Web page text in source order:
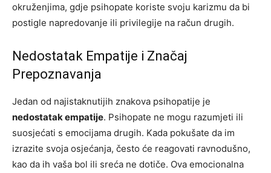
okruženjima, gdje psihopate koriste svoju karizmu da bi
postigle napredovanje ili privilegije na račun drugih.
Nedostatak Empatije i Značaj
Prepoznavanja
Jedan od najistaknutijih znakova psihopatije je
nedostatak empatije. Psihopate ne mogu razumjeti ili
suosjećati s emocijama drugih. Kada pokušate da im
izrazite svoja osjećanja, često će reagovati ravnodušno,
kao da ih vaša bol ili sreća ne dotiče. Ova emocionalna